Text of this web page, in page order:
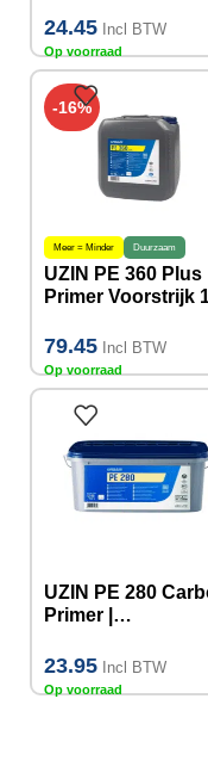
24.45 Incl BTW
Op voorraad
-16%
Meer = Minder Duurzaam
UZIN PE 360 Plus
Primer Voorstrijk
79.45 Incl BTW
Op voorraad
UZIN PE 280
Primer |
1KG, 12KG
23.95 Incl BTW
Op voorraad